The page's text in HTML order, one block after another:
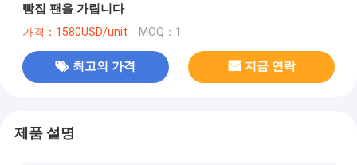
빵집 팬을 가립니다
가격：1580USD/unit MOQ：1
최고의 가격 지금 연락
제품 설명